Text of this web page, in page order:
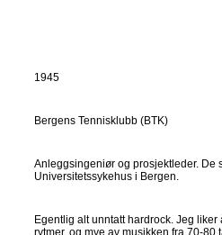
1945
Bergens Tennisklubb (BTK)
Anleggsingeniør og prosjektleder. De
Universitetssykehus i Bergen.
Egentlig alt unntatt hardrock. Jeg
rytmer, og mye av musikken fra 70-80